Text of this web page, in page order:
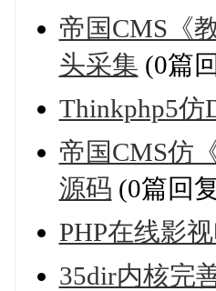
帝国CMS《
头采集 (0篇
Thinkphp5仿
帝国CMS仿
源码 (0篇回
PHP在线影
35dir内核完